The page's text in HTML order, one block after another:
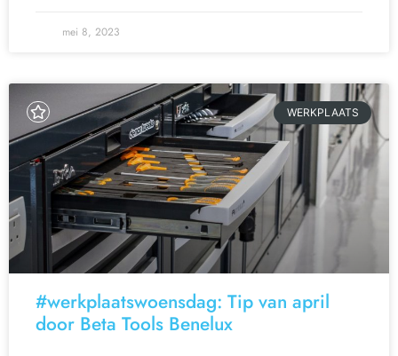
mei 8, 2023
WERKPLAATS
#werkplaatswoensdag: Tip van april
door Beta Tools Benelux